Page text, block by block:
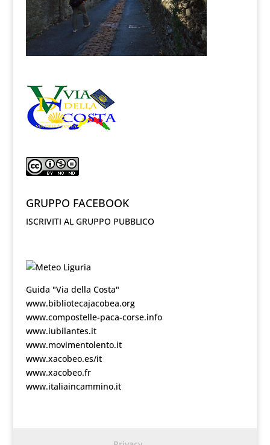
GRUPPO FACEBOOK
ISCRIVITI AL GRUPPO PUBBLICO
Guida "Via della Costa"
www.bibliotecajacobea.org
www.compostelle-paca-corse.info
www.iubilantes.it
www.movimentolento.it
www.xacobeo.es/it
www.xacobeo.fr
www.italiaincammino.it